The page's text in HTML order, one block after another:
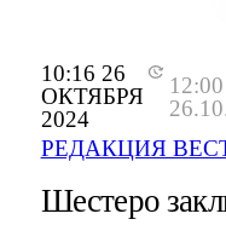
10:16 26
ОКТЯБРЯ
2024
12:00
РЕДАКЦИЯ
Шестеро